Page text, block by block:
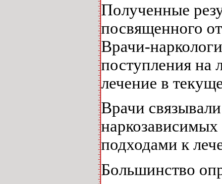
Полученные
посвященного
Врачи-
поступления на
лечение в
Врачи
подходами к
Большинство